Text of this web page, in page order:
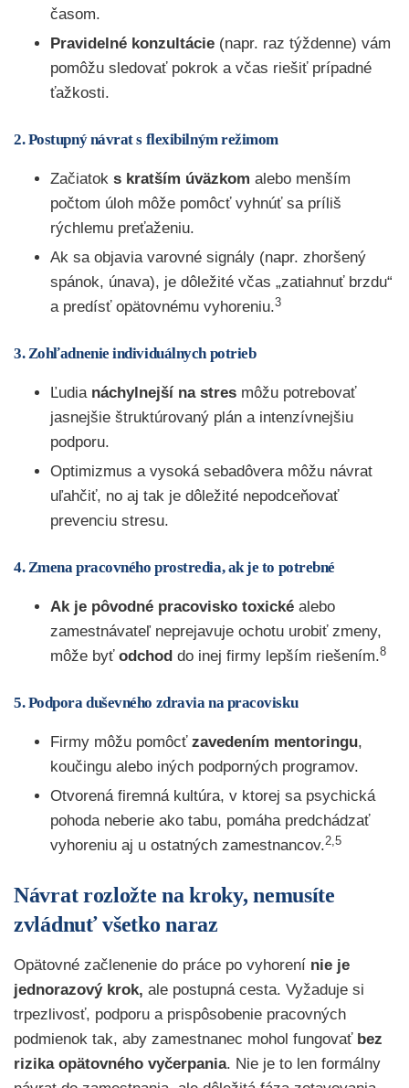
časom.
Pravidelné konzultácie (napr. raz týždenne) vám
pomôžu sledovať pokrok a včas riešiť prípadné
ťažkosti.
2. Postupný návrat s flexibilným režimom
Začiatok s kratším úväzkom alebo menším
počtom úloh môže pomôcť vyhnúť sa príliš
rýchlemu preťaženiu.
Ak sa objavia varovné signály (napr. zhoršený
spánok, únava), je dôležité včas „zatiahnuť brzdu“
a predísť opätovnému vyhoreniu.3
3. Zohľadnenie individuálnych potrieb
Ľudia náchylnejší na stres môžu potrebovať
jasnejšie štruktúrovaný plán a intenzívnejšiu
podporu.
Optimizmus a vysoká sebadôvera môžu návrat
uľahčiť, no aj tak je dôležité nepodceňovať
prevenciu stresu.
4. Zmena pracovného prostredia, ak je to potrebné
Ak je pôvodné pracovisko toxické alebo
zamestnávateľ neprejavuje ochotu urobiť zmeny,
môže byť odchod do inej firmy lepším riešením.8
5. Podpora duševného zdravia na pracovisku
Firmy môžu pomôcťzavedením mentoringu,
koučingu alebo iných podporných programov.
Otvorená firemná kultúra, v ktorej sa psychická
pohoda neberie ako tabu, pomáha predchádzať
vyhoreniu aj u ostatných zamestnancov.2,5
Návrat rozložte na kroky, nemusíte
zvládnuť všetko naraz
Opätovné začlenenie do práce po vyhorení nie je
jednorazový krok, ale postupná cesta. Vyžaduje si
trpezlivosť, podporu a prispôsobenie pracovných
podmienok tak, aby zamestnanec mohol fungovaťbez
rizika opätovného vyčerpania. Nie je to len formálny